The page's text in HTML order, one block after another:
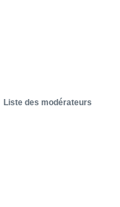
Liste des modérateurs